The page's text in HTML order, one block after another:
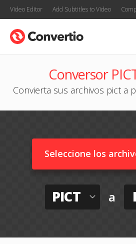
Video Editor Add Subtitles to Video
Conversor
Convierta sus archivos pict a
Seleccione los
PICT a